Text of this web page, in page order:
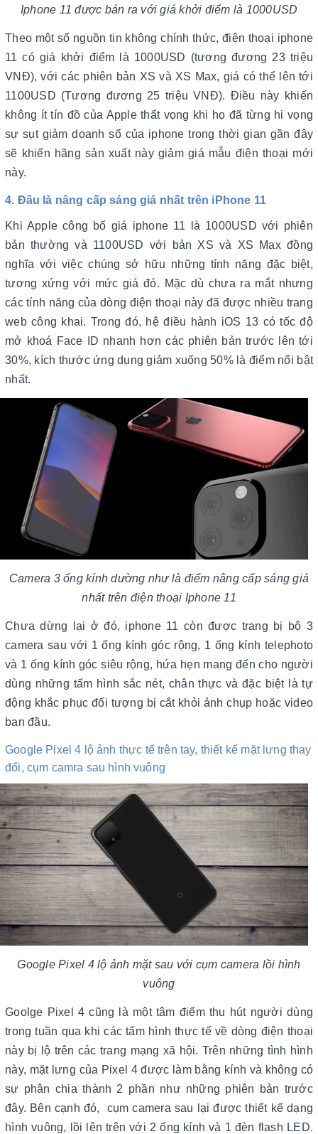
Iphone 11 được bán ra với giá khởi điểm là 1000USD
Theo một số nguồn tin không chính thức, điện thoại iphone
11 có giá khởi điểm là 1000USD (tương đương 23 triệu
VNĐ), với các phiên bản XS và XS Max, giá có thể lên tới
1100USD (Tương đương 25 triệu VNĐ). Điều này khiến
không ít tín đồ của Apple thất vọng khi họ đã từng hi vọng
sự sụt giảm doanh số của iphone trong thời gian gần đây
sẽ khiến hãng sản xuất này giảm giá mẫu điện thoại mới
này.
4. Đâu là nâng cấp sáng giá nhất trên iPhone 11
Khi Apple công bố giá iphone 11 là 1000USD với phiên
bản thường và 1100USD với bản XS và XS Max đồng
nghĩa với việc chúng sở hữu những tính năng đặc biệt,
tương xứng với mức giá đó. Mặc dù chưa ra mắt nhưng
các tính năng của dòng điện thoại này đã được nhiều trang
web công khai. Trong đó, hệ điều hành iOS 13 có tốc độ
mở khoá Face ID nhanh hơn các phiên bản trước lên tới
30%, kích thước ứng dụng giảm xuống 50% là điểm nổi bật
nhất.
Camera 3 ống kính dường như là điểm nâng cấp sáng giá
nhất trên điện thoại Iphone 11
Chưa dừng lại ở đó, iphone 11 còn được trang bị bộ 3
camera sau với 1 ống kính góc rộng, 1 ống kính telephoto
và 1 ống kính góc siêu rộng, hứa hẹn mang đến cho người
dùng những tấm hình sắc nét, chân thực và đặc biệt là tự
động khắc phục đối tượng bị cắt khỏi ảnh chụp hoặc video
ban đầu.
Google Pixel 4 lộ ảnh thực tế trên tay, thiết kế mặt lưng thay
đổi, cụm camra sau hình vuông
Google Pixel 4 lộ ảnh mặt sau với cụm camera lồi hình
vuông
Goolge Pixel 4 cũng là một tâm điểm thu hút người dùng
trong tuần qua khi các tấm hình thực tế về dòng điện thoại
này bị lộ trên các trang mạng xã hội. Trên những tình hình
này, mặt lưng của Pixel 4 được làm bằng kính và không có
sự phân chia thành 2 phần như những phiên bản trước
đây. Bên cạnh đó, cụm camera sau lại được thiết kế dạng
hình vuông, lồi lên trên với 2 ống kính và 1 đèn flash LED.